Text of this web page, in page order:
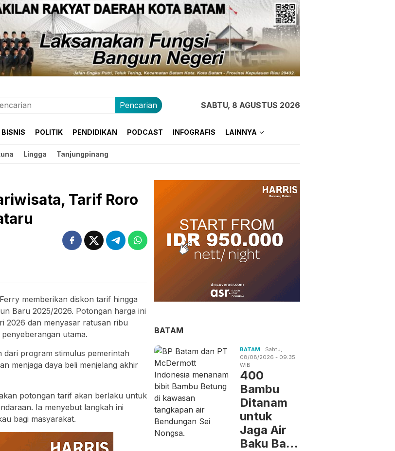
Pencarian SABTU, 8 AGUSTUS 2026
BISNIS POLITIK PENDIDIKAN PODCAST INFOGRAFIS LAINNYA
Lingga Tanjungpinang
Tarif Roro
memberikan diskon tarif hingga
Baru 2025/2026. Potongan harga ini
2026 dan menyasar ratusan ribu
utama.
dari program stimulus pemerintah
menjaga daya beli menjelang akhir
potongan tarif akan berlaku untuk
Ia menyebut langkah ini
bagi masyarakat.
BATAM
BATAM
Sabtu,
08/08/2026 - 09:35
WIB
400
Bambu
Ditanam
untuk
Jaga Air
Baku Ba…